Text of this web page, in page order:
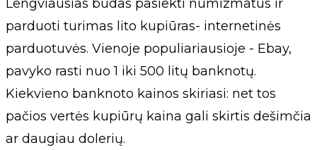
Lengviausias būdas pasiekti numizmatus ir
parduoti turimas lito kupiūras- internetinės
parduotuvės. Vienoje populiariausioje - Ebay,
pavyko rasti nuo 1 iki 500 litų banknotų.
Kiekvieno banknoto kainos skiriasi: net tos
pačios vertės kupiūrų kaina gali skirtis dešimčia
ar daugiau dolerių.